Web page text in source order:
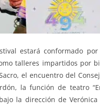
estará conformado
talleres impartidos por
el encuentro del
la función de teatro
la dirección de